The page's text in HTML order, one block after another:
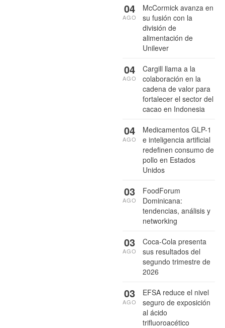
McCormick avanza en
su fusión con la
división de
alimentación de
Unilever
04
AGO
Cargill llama a la
colaboración en la
cadena de valor para
fortalecer el sector del
cacao en Indonesia
04
AGO
Medicamentos GLP-1
e inteligencia artificial
redefinen consumo de
pollo en Estados
Unidos
04
AGO
FoodForum
Dominicana:
tendencias, análisis y
networking
03
AGO
Coca-Cola presenta
sus resultados del
segundo trimestre de
2026
03
AGO
EFSA reduce el nivel
seguro de exposición
al ácido
trifluoroacético
03
AGO